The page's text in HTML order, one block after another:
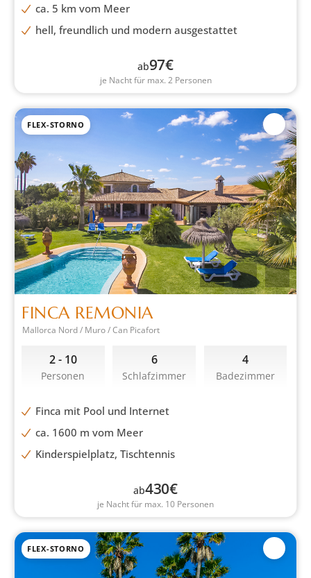
ca. 5 km vom Meer
hell, freundlich und modern ausgestattet
ab97€
je Nacht für max. 2 Personen
FLEX-STORNO
FINCA REMONIA
Mallorca Nord / Muro / Can Picafort
2 - 10
Personen
6
Schlafzimmer
4
Badezimmer
Finca mit Pool und Internet
ca. 1600 m vom Meer
Kinderspielplatz, Tischtennis
ab430€
je Nacht für max. 10 Personen
FLEX-STORNO